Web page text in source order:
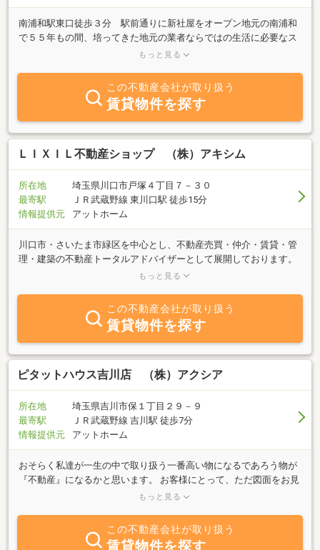
南浦和駅東口徒歩３分 駅前通りに新社屋をオープン地元の南浦和
で５５年もの間、培ってきた地元の業者ならではの生活に必要なス
ーパー、学校情報、おいしいレストランまで地元の不動産屋ならで
す。赤木不動産は土地・新築分譲、中古マンションから賃貸マンシ
ョンまで様々な物件を取り扱っています。「今は賃貸でもゆくゆく
はマンションを購入したい・・・」というお客様でもその将来を見
据えたご提案を致します。小さなことでも不動産の事なら何でもご
相談下さい。
もっと見る
この不動産会社が取り扱う
賃貸物件を探す
ＬＩＸＩＬ不動産ショップ （株）アキシム
所在地
埼玉県川口市戸塚４丁目７－３０
最寄駅
ＪＲ武蔵野線 東川口駅 徒歩15分
情報提供元
アットホーム
川口市・さいたま市緑区を中心とし、不動産売買・仲介・賃貸・管
理・建築の不動産トータルアドバイザーとして展開しております。
お客様のご希望をお伺いしながら、豊富な情報力でお客様にご満足
相談は、ぜひ当社までお気軽にお問い合わせ下さい。社員一同心よ
りお待ちしております。理物件はファミリータイプの物件が豊富で
す。大切なぺットと暮らせるお部屋があります。猫ちゃんと暮せる
お部屋もあります。諸条件等、お気軽にご相談下さい。またお建て
替えで短期入居のご相談も承ります。電車でお越しの場合は、弊社
最寄り駅（東川口駅・戸塚安行駅）、ご案内物件の最寄り駅までお
談下さい。
もっと見る
この不動産会社が取り扱う
賃貸物件を探す
ピタットハウス吉川店 （株）アクシア
所在地
埼玉県吉川市保１丁目２９－９
最寄駅
ＪＲ武蔵野線 吉川駅 徒歩7分
情報提供元
アットホーム
おそらく私達が一生の中で取り扱う一番高い物になるであろう物が
『不動産』になるかと思います。 お客様にとって、ただ図面をお見
せするだけの御用聞きであったり、買ってもらう、借りてもらうコ
る重大事をお手伝いする『生涯のパートナー』であれる事をスタッ
フ一同目指しております。
もっと見る
この不動産会社が取り扱う
賃貸物件を探す